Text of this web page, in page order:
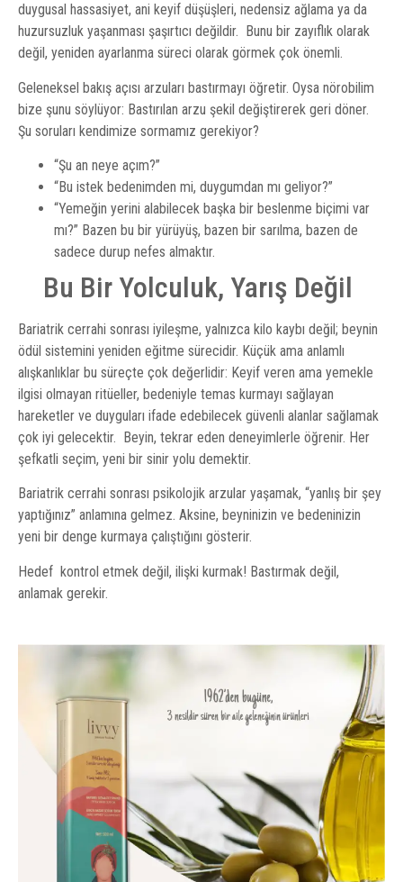
duygusal hassasiyet, ani keyif düşüşleri, nedensiz ağlama ya da
huzursuzluk yaşanması şaşırtıcı değildir. Bunu bir zayıflık olarak
değil, yeniden ayarlanma süreci olarak görmek çok önemli.
Geleneksel bakış açısı arzuları bastırmayı öğretir. Oysa nörobilim
bize şunu söylüyor: Bastırılan arzu şekil değiştirerek geri döner.
Şu soruları kendimize sormamız gerekiyor?
“Şu an neye açım?”
“Bu istek bedenimden mi, duygumdan mı geliyor?”
“Yemeğin yerini alabilecek başka bir beslenme biçimi var
mı?” Bazen bu bir yürüyüş, bazen bir sarılma, bazen de
sadece durup nefes almaktır.
Bu Bir Yolculuk, Yarış Değil
Bariatrik cerrahi sonrası iyileşme, yalnızca kilo kaybı değil; beynin
ödül sistemini yeniden eğitme sürecidir. Küçük ama anlamlı
alışkanlıklar bu süreçte çok değerlidir: Keyif veren ama yemekle
ilgisi olmayan ritüeller, bedeniyle temas kurmayı sağlayan
hareketler ve duyguları ifade edebilecek güvenli alanlar sağlamak
çok iyi gelecektir. Beyin, tekrar eden deneyimlerle öğrenir. Her
şefkatli seçim, yeni bir sinir yolu demektir.
Bariatrik cerrahi sonrası psikolojik arzular yaşamak, “yanlış bir şey
yaptığınız” anlamına gelmez. Aksine, beyninizin ve bedeninizin
yeni bir denge kurmaya çalıştığını gösterir.
Hedef kontrol etmek değil, ilişki kurmak! Bastırmak değil,
anlamak gerekir.